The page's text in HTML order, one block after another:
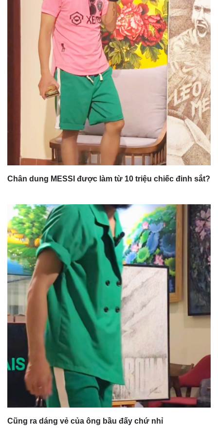
Chân dung MESSI được làm từ 10 triệu chiếc đinh sắt?
Cũng ra dáng vẻ của ông bầu đấy chứ nhỉ